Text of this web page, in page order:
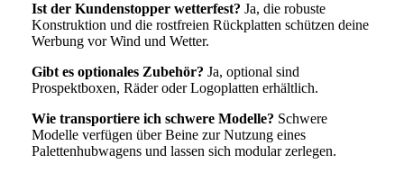
Ist der Kundenstopper wetterfest? Ja, die robuste
Konstruktion und die rostfreien Rückplatten schützen deine
Werbung vor Wind und Wetter.
Gibt es optionales Zubehör? Ja, optional sind
Prospektboxen, Räder oder Logoplatten erhältlich.
Wie transportiere ich schwere Modelle? Schwere
Modelle verfügen über Beine zur Nutzung eines
Palettenhubwagens und lassen sich modular zerlegen.